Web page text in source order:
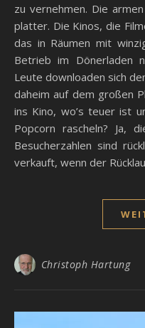
zu vernehmen. Die
platter. Die Kinos, die
das in Räumen mit
Betrieb im Dönerladen
Leute downloaden sich
daheim auf dem großen
ins Kino, wo’s teuer ist
Popcorn rascheln? Ja,
Besucherzahlen sind
verkauft, wenn der
Christoph Hartung